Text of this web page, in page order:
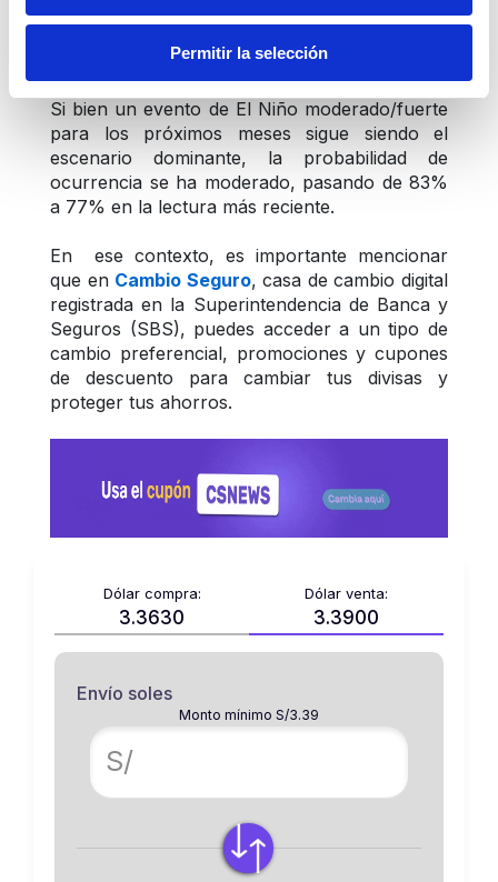
Permitir la selección
reflejados en un debilitamiento del consumo,
Si bien un evento de El Niño moderado/fuerte
para los próximos meses sigue siendo el
escenario dominante, la probabilidad de
ocurrencia se ha moderado, pasando de 83%
a 77% en la lectura más reciente.
En  ese contexto, es importante mencionar
que en Cambio Seguro, casa de cambio digital
registrada en la Superintendencia de Banca y
Seguros (SBS), puedes acceder a un tipo de
cambio preferencial, promociones y cupones
de descuento para cambiar tus divisas y
proteger tus ahorros.
Dólar compra:
3.3630
Dólar venta:
3.3900
Envío soles
Monto mínimo S/3.39
S/